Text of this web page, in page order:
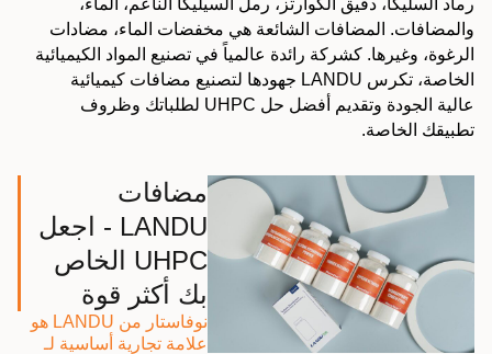
والمضافات. المضافات الشائعة هي مخفضات الماء، مضادات
الرغوة، وغيرها. كشركة رائدة عالمياً في تصنيع المواد الكيميائية
الخاصة، تكرس LANDU جهودها لتصنيع مضافات كيميائية
عالية الجودة وتقديم أفضل حل UHPC لطلباتك وظروف
تطبيقك الخاصة.
مضافات
LANDU - اجعل
UHPC الخاص
بك أكثر قوة
نوفاستار من LANDU هو
علامة تجارية أساسية لـ